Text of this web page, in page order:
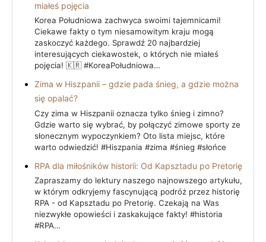
miałeś pojęcia
Korea Południowa zachwyca swoimi tajemnicami!
Ciekawe fakty o tym niesamowitym kraju mogą
zaskoczyć każdego. Sprawdź 20 najbardziej
interesujących ciekawostek, o których nie miałeś
pojęcia! 🇰🇷 #KoreaPołudniowa…
Zima w Hiszpanii – gdzie pada śnieg, a gdzie można
się opalać?
Czy zima w Hiszpanii oznacza tylko śnieg i zimno?
Gdzie warto się wybrać, by połączyć zimowe sporty ze
słonecznym wypoczynkiem? Oto lista miejsc, które
warto odwiedzić! #Hiszpania #zima #śnieg #słońce
RPA dla miłośników historii: Od Kapsztadu po Pretorię
Zapraszamy do lektury naszego najnowszego artykułu,
w którym odkryjemy fascynującą podróż przez historię
RPA - od Kapsztadu po Pretorię. Czekają na Was
niezwykłe opowieści i zaskakujące fakty! #historia
#RPA…